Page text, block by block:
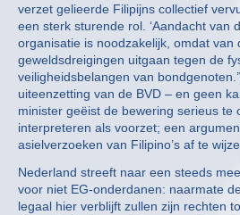
verzet gelieerde Filipijns collectief
een sterk sturende rol. ‘Aandacht van
organisatie is noodzakelijk, omdat van
geweldsdreigingen uitgaan tegen de
veiligheidsbelangen van
uiteenzetting van de BVD – en geen
minister geëist de bewering serieus te
interpreteren als voorzet; een
asielverzoeken van Filipino’s af te
Nederland streeft naar een steeds
voor niet EG-onderdanen: naarmate
legaal hier verblijft zullen zijn rechten